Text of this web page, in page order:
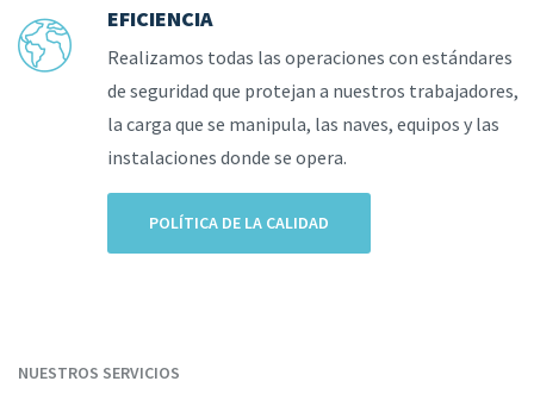
EFICIENCIA
Realizamos todas las operaciones con estándares
de seguridad que protejan a nuestros trabajadores,
la carga que se manipula, las naves, equipos y las
instalaciones donde se opera.
POLÍTICA DE LA CALIDAD
NUESTROS SERVICIOS